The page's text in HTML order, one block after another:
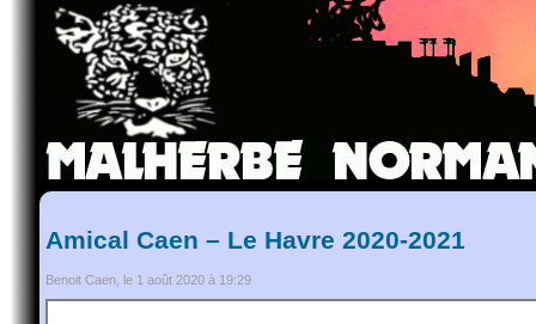
Amical Caen – Le Havre 2020-2021
Benoit Caen, le 1 août 2020 à 19:29